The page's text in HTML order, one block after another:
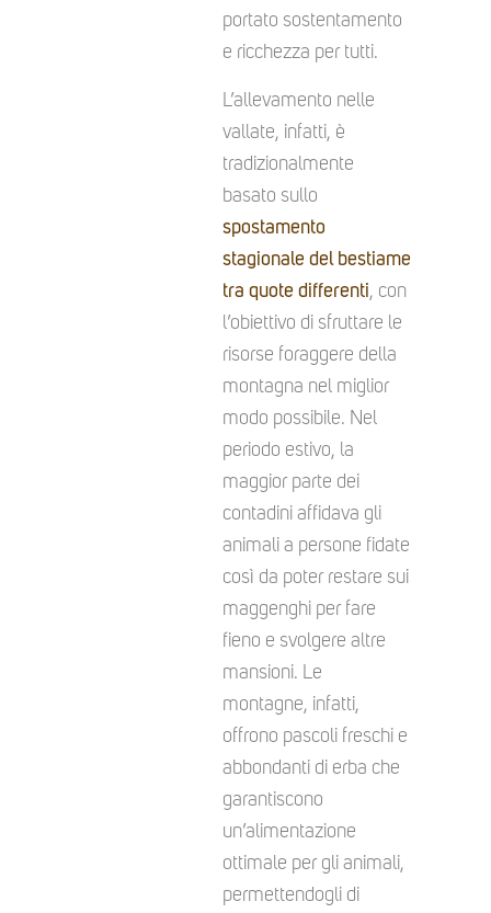
portato sostentamento
e ricchezza per tutti.
L’allevamento nelle
vallate, infatti, è
tradizionalmente
basato sullo
spostamento
stagionale del bestiame
tra quote differenti, con
l’obiettivo di sfruttare le
risorse foraggere della
montagna nel miglior
modo possibile. Nel
periodo estivo, la
maggior parte dei
contadini affidava gli
animali a persone fidate
così da poter restare sui
maggenghi per fare
fieno e svolgere altre
mansioni. Le
montagne, infatti,
offrono pascoli freschi e
abbondanti di erba che
garantiscono
un’alimentazione
ottimale per gli animali,
permettendogli di